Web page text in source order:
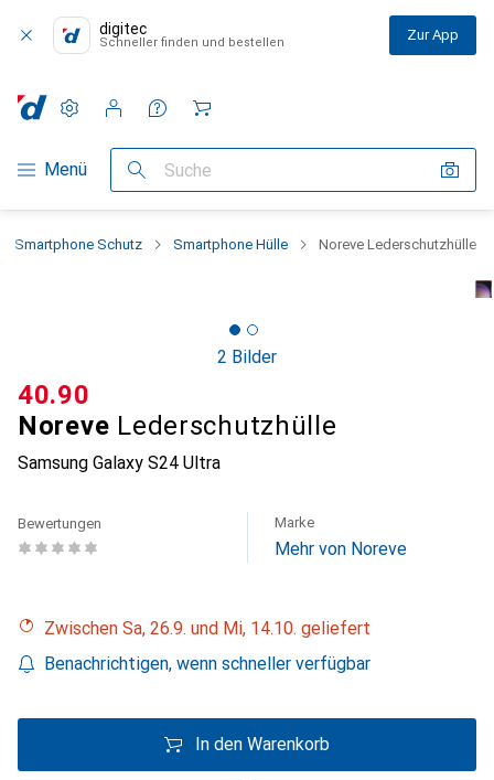
digitec
Schneller finden und bestellen Zur App
Navigation nach Kategorien
Menü Suche
Einstellungen
Kundenkonto
Vergleichslisten
Merklisten
Warenkorb
Smartphone Schutz Smartphone Hülle Noreve Lederschutzhülle
2 Bilder
Noreve Lederschutzhülle
Samsung Galaxy S24 Ultra
CHF
40.90
Bewertungen Marke
Mehr von Noreve
Zwischen Sa, 26.9. und Mi, 14.10. geliefert
Benachrichtigen, wenn schneller verfügbar
In den Warenkorb